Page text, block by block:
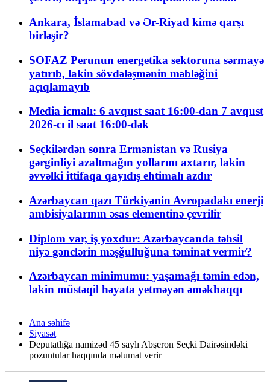
Ankara, İslamabad və Ər-Riyad kimə qarşı
birləşir?
SOFAZ Perunun energetika sektoruna sərmayə
yatırıb, lakin sövdələşmənin məbləğini
açıqlamayıb
Media icmalı: 6 avqust saat 16:00-dan 7 avqust
2026-cı il saat 16:00-dək
Seçkilərdən sonra Ermənistan və Rusiya
gərginliyi azaltmağın yollarını axtarır, lakin
əvvəlki ittifaqa qayıdış ehtimalı azdır
Azərbaycan qazı Türkiyənin Avropadakı enerji
ambisiyalarının əsas elementinə çevrilir
Diplom var, iş yoxdur: Azərbaycanda təhsil
niyə gənclərin məşğulluğuna təminat vermir?
Azərbaycan minimumu: yaşamağı təmin edən,
lakin müstəqil həyata yetməyən əməkhaqqı
Ana səhifə
Siyasət
Deputatlığa namizəd 45 saylı Abşeron Seçki Dairəsindəki
pozuntular haqqında məlumat verir